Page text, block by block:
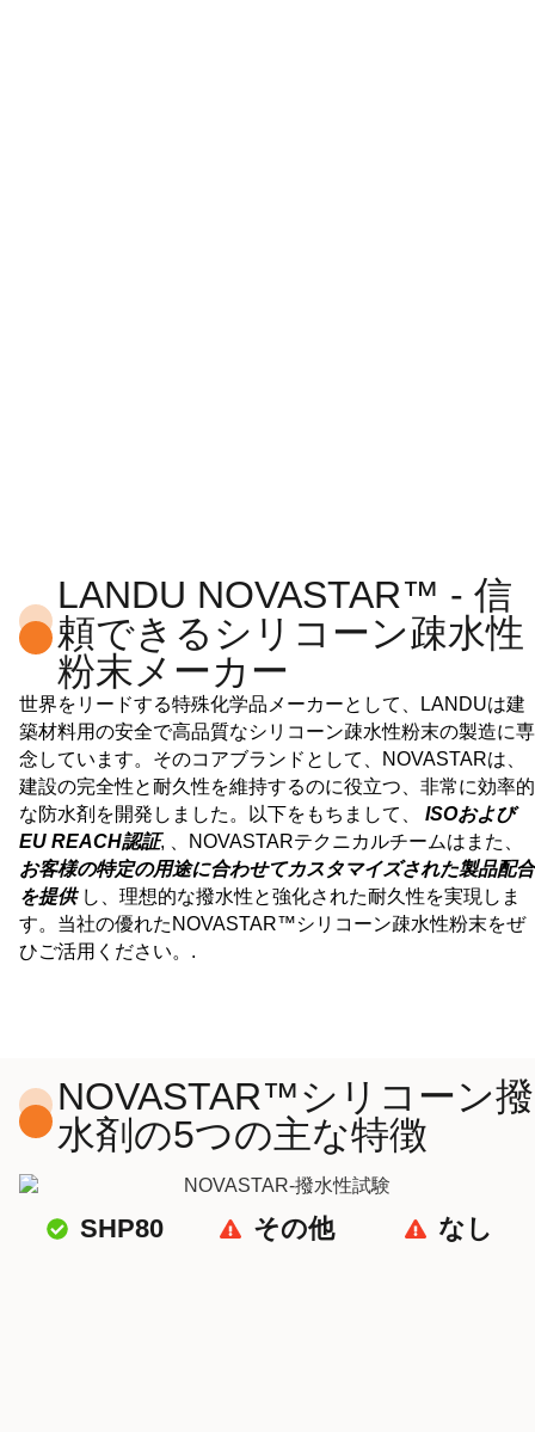
LANDU NOVASTAR™ - 信
頼できるシリコーン疎水性
粉末メーカー
世界をリードする特殊化学品メーカーとして、LANDUは建
築材料用の安全で高品質なシリコーン疎水性粉末の製造に専
念しています。そのコアブランドとして、NOVASTARは、
建設の完全性と耐久性を維持するのに役立つ、非常に効率的
な防水剤を開発しました。以下をもちまして、 ISOおよび
EU REACH認証, 、NOVASTARテクニカルチームはまた、
お客様の特定の用途に合わせてカスタマイズされた製品配合
を提供 し、理想的な撥水性と強化された耐久性を実現しま
す。当社の優れたNOVASTAR™シリコーン疎水性粉末をぜ
ひご活用ください。.
NOVASTAR™シリコーン撥
水剤の5つの主な特徴
SHP80 その他 なし